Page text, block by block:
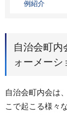
例紹介
自治会町内
ォーメーシ
自治会町内会は
こで起こる様々